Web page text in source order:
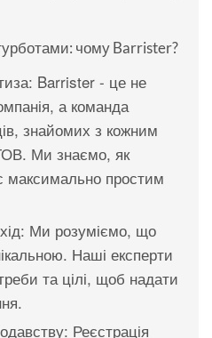
чому Barrister?
Barrister - це не
а команда
знайомих з кожним
Ми знаємо, як
максимально простим
Ми розуміємо, що
Наші експерти
та цілі, щоб надати
Реєстрація